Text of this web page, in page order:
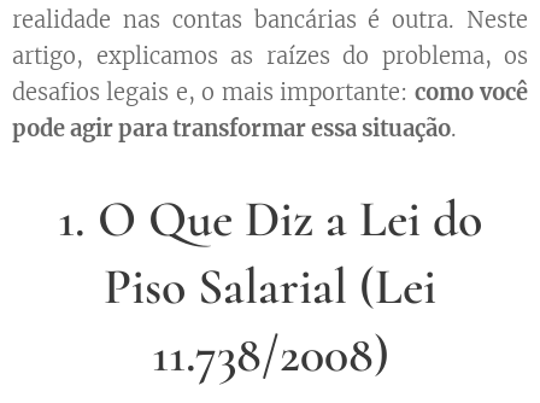
realidade nas contas bancárias é outra. Neste
artigo, explicamos as raízes do problema, os
desafios legais e, o mais importante: como você
pode agir para transformar essa situação.
1. O Que Diz a Lei do
Piso Salarial (Lei
11.738/2008)